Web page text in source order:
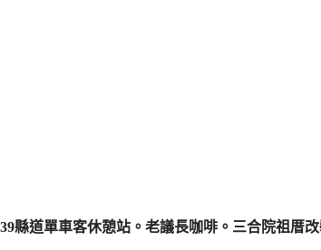
縣道單車客休憩站。老議長咖啡。三合院祖厝